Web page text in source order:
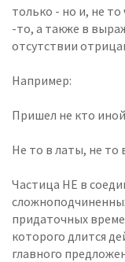
только - но и, не то
-то, а также в
отсутствии
Например:
Пришел не кто
Не то в латы, не то
Частица НЕ в
придаточных
которого длится
главного